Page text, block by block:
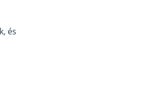
és